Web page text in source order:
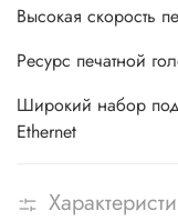
Высокая скорость
Ресурс печатной
Широкий набор
Ethernet